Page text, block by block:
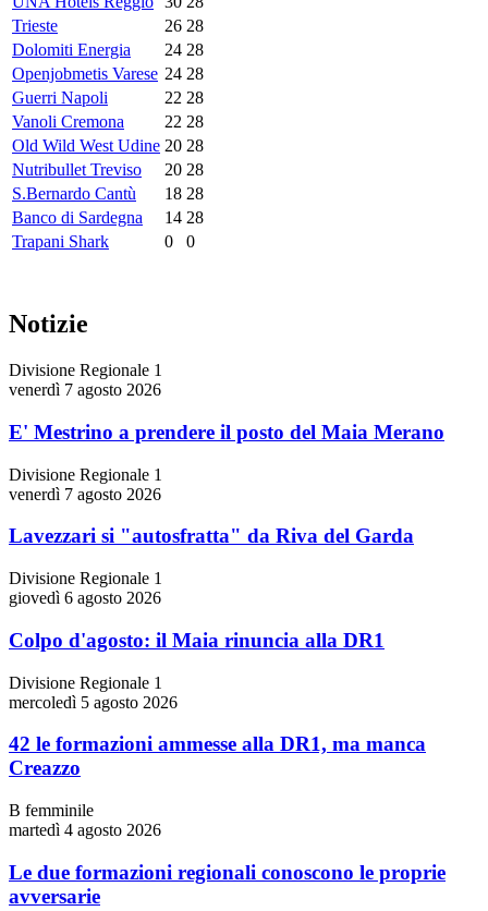
Trieste
26 28
Dolomiti Energia
24 28
Openjobmetis Varese 24 28
Guerri Napoli
22 28
Vanoli Cremona
22 28
Old Wild West Udine 20 28
Nutribullet Treviso
20 28
S.Bernardo Cantù
18 28
Banco di Sardegna
14 28
Trapani Shark
0 0
Notizie
Divisione Regionale 1
venerdì 7 agosto 2026
E' Mestrino a prendere il posto del Maia Merano
Divisione Regionale 1
venerdì 7 agosto 2026
Lavezzari si "autosfratta" da Riva del Garda
Divisione Regionale 1
giovedì 6 agosto 2026
Colpo d'agosto: il Maia rinuncia alla DR1
Divisione Regionale 1
mercoledì 5 agosto 2026
42 le formazioni ammesse alla DR1, ma manca
Creazzo
B femminile
martedì 4 agosto 2026
Le due formazioni regionali conoscono le proprie
avversarie